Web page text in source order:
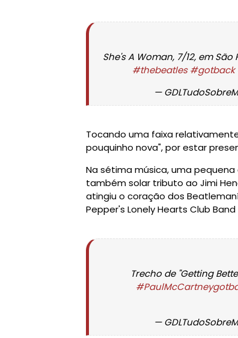
She's A Woman, 7/12, em São
#thebeatles #gotback
—
Tocando uma faixa
pouquinho nova", por estar
Na sétima música, uma
também solar tributo ao Jimi
atingiu o coração dos
Pepper's Lonely Hearts Club
Trecho de "Getting
—